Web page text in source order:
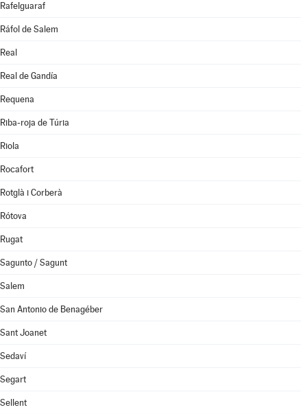
Rafelguaraf
Ráfol de Salem
Real
Real de Gandía
Requena
Riba-roja de Túria
Riola
Rocafort
Rotglà i Corberà
Rótova
Rugat
Sagunto / Sagunt
Salem
San Antonio de Benagéber
Sant Joanet
Sedaví
Segart
Sellent